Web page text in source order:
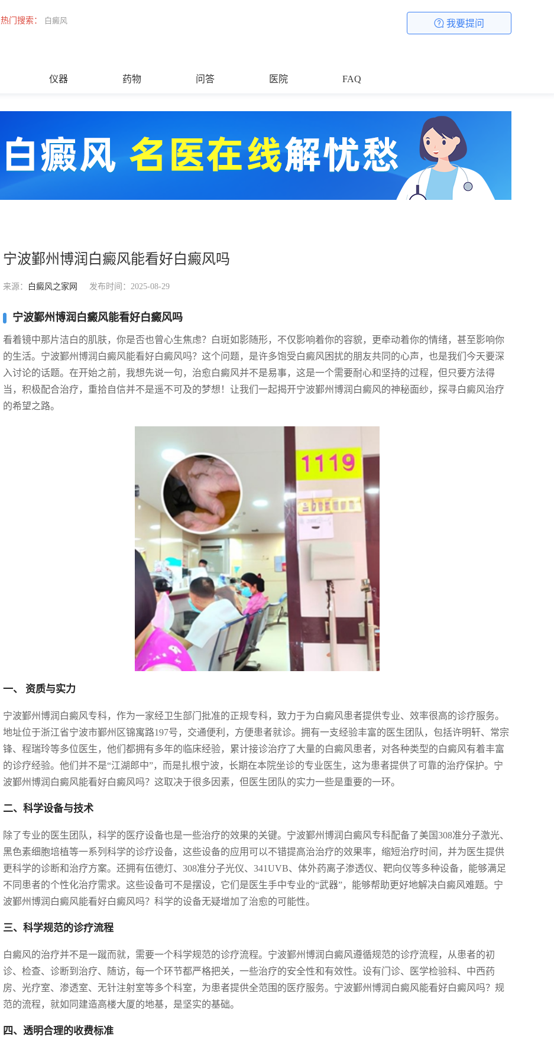
热门搜索： 白癜风 我要提问
仪器 药物 问答 医院 FAQ
宁波鄞州博润白癜风能看好白癜风吗
来源： 白癜风之家网 发布时间：2025-08-29
宁波鄞州博润白癜风能看好白癜风吗
看着镜中那片洁白的肌肤，你是否也曾心生焦虑？白斑如影随形，不仅影响着你的容貌，更牵动着你的情绪，甚至影响你
的生活。宁波鄞州博润白癜风能看好白癜风吗？这个问题，是许多饱受白癜风困扰的朋友共同的心声，也是我们今天要深
入讨论的话题。在开始之前，我想先说一句，治愈白癜风并不是易事，这是一个需要耐心和坚持的过程，但只要方法得
当，积极配合治疗，重拾自信并不是遥不可及的梦想！让我们一起揭开宁波鄞州博润白癜风的神秘面纱，探寻白癜风治疗
的希望之路。
一、 资质与实力
宁波鄞州博润白癜风专科，作为一家经卫生部门批准的正规专科，致力于为白癜风患者提供专业、效率很高的诊疗服务。
地址位于浙江省宁波市鄞州区锦寓路197号，交通便利，方便患者就诊。拥有一支经验丰富的医生团队，包括许明轩、常宗
锋、程瑞玲等多位医生，他们都拥有多年的临床经验，累计接诊治疗了大量的白癜风患者，对各种类型的白癜风有着丰富
的诊疗经验。他们并不是“江湖郎中”，而是扎根宁波，长期在本院坐诊的专业医生，这为患者提供了可靠的治疗保护。宁
波鄞州博润白癜风能看好白癜风吗？这取决于很多因素，但医生团队的实力一些是重要的一环。
二、科学设备与技术
除了专业的医生团队，科学的医疗设备也是一些治疗的效果的关键。宁波鄞州博润白癜风专科配备了美国308准分子激光、
黑色素细胞培植等一系列科学的诊疗设备，这些设备的应用可以不错提高治治疗的效果率，缩短治疗时间，并为医生提供
更科学的诊断和治疗方案。还拥有伍德灯、308准分子光仪、341UVB、体外药离子渗透仪、靶向仪等多种设备，能够满足
不同患者的个性化治疗需求。这些设备可不是摆设，它们是医生手中专业的“武器”，能够帮助更好地解决白癜风难题。宁
波鄞州博润白癜风能看好白癜风吗？科学的设备无疑增加了治愈的可能性。
三、科学规范的诊疗流程
白癜风的治疗并不是一蹴而就，需要一个科学规范的诊疗流程。宁波鄞州博润白癜风遵循规范的诊疗流程，从患者的初
诊、检查、诊断到治疗、随访，每一个环节都严格把关，一些治疗的安全性和有效性。设有门诊、医学检验科、中西药
房、光疗室、渗透室、无针注射室等多个科室，为患者提供全范围的医疗服务。宁波鄞州博润白癜风能看好白癜风吗？规
范的流程，就如同建造高楼大厦的地基，是坚实的基础。
四、透明合理的收费标准